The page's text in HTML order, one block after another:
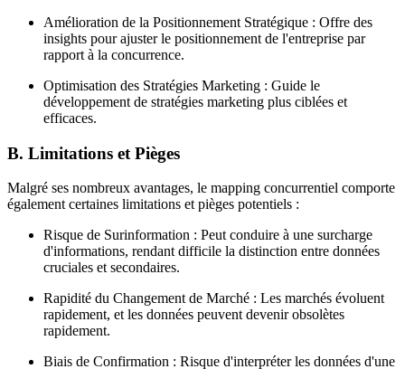
Amélioration de la Positionnement Stratégique : Offre des
insights pour ajuster le positionnement de l'entreprise par
rapport à la concurrence.
Optimisation des Stratégies Marketing : Guide le
développement de stratégies marketing plus ciblées et
efficaces.
B. Limitations et Pièges
Malgré ses nombreux avantages, le mapping concurrentiel comporte
également certaines limitations et pièges potentiels :
Risque de Surinformation : Peut conduire à une surcharge
d'informations, rendant difficile la distinction entre données
cruciales et secondaires.
Rapidité du Changement de Marché : Les marchés évoluent
rapidement, et les données peuvent devenir obsolètes
rapidement.
Biais de Confirmation : Risque d'interpréter les données d'une